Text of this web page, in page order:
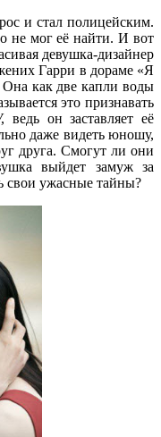
и стал полицейским.
не мог её найти. И вот
девушка-дизайнер
Гарри в дораме «Я
Она как две капли воды
это признавать
он заставляет её
даже видеть юношу,
друга. Смогут ли они
выйдет замуж за
свои ужасные тайны?